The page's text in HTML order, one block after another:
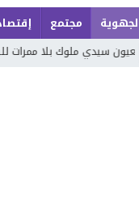
مجتمع
سلامة المواطنين